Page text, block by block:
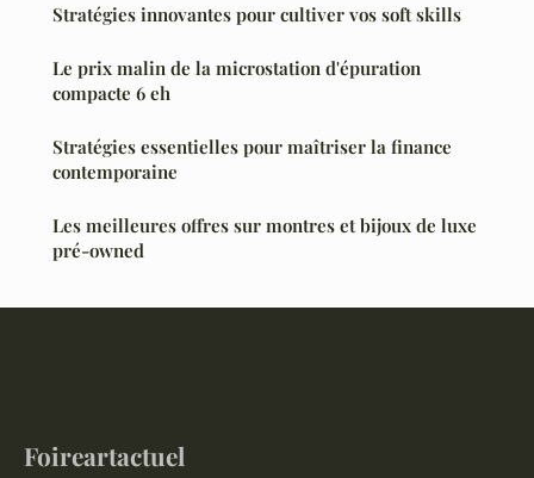
Stratégies innovantes pour cultiver vos soft skills
Le prix malin de la microstation d'épuration
compacte 6 eh
Stratégies essentielles pour maîtriser la finance
contemporaine
Les meilleures offres sur montres et bijoux de luxe
pré-owned
Foireartactuel